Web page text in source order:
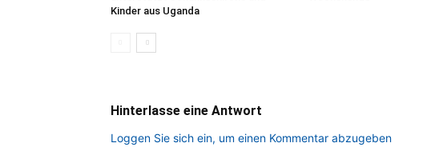
Kinder aus Uganda
Hinterlasse eine Antwort
Loggen Sie sich ein, um einen Kommentar abzugeben